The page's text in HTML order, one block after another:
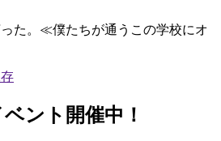
た。≪僕たちが通うこの学校にオ
ント開催中！